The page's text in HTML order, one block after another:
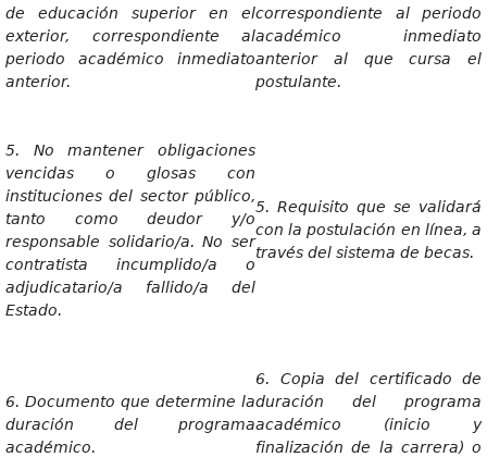
de educación superior en el
exterior, correspondiente al
periodo académico inmediato
anterior.
correspondiente al periodo
académico inmediato
anterior al que cursa el
postulante.
5. No mantener obligaciones
vencidas o glosas con
instituciones del sector público,
tanto como deudor y/o
responsable solidario/a. No ser
contratista incumplido/a o
adjudicatario/a fallido/a del
Estado.
5. Requisito que se validará
con la postulación en línea, a
través del sistema de becas.
6. Documento que determine la
duración del programa
académico.
6. Copia del certificado de
duración del programa
académico (inicio y
finalización de la carrera) o